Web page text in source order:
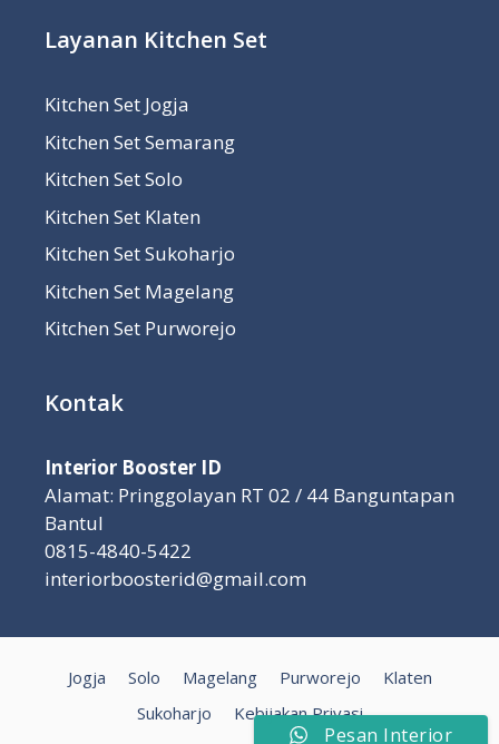
Layanan Kitchen Set
Kitchen Set Jogja
Kitchen Set Semarang
Kitchen Set Solo
Kitchen Set Klaten
Kitchen Set Sukoharjo
Kitchen Set Magelang
Kitchen Set Purworejo
Kontak
Interior Booster ID
Alamat: Pringgolayan RT 02 / 44 Banguntapan
Bantul
0815-4840-5422
interiorboosterid@gmail.com
Jogja Solo Magelang Purworejo
Klaten
Sukoharjo
Kebijakan Privasi
Pesan Interior